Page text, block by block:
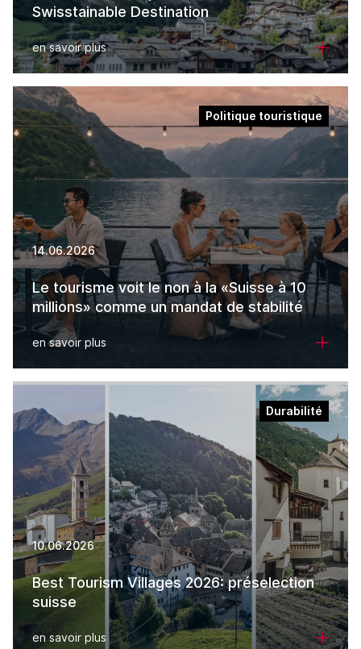
Swisstainable Destination
en savoir plus
Politique touristique
14.06.2026
Le tourisme voit le non à la «Suisse à 10
millions» comme un mandat de stabilité
en savoir plus
Durabilité
10.06.2026
Best Tourism Villages 2026: préselection
suisse
en savoir plus